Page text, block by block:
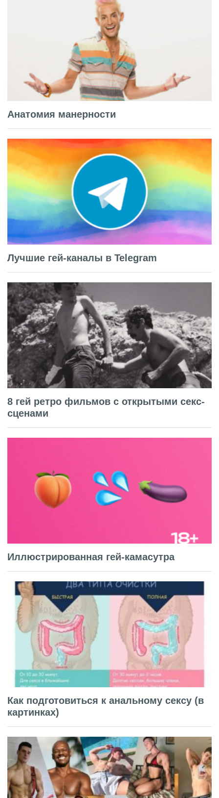
Анатомия манерности
Лучшие гей-каналы в Telegram
8 гей ретро фильмов с открытыми секс-
сценами
Иллюстрированная гей-камасутра
Как подготовиться к анальному сексу (в
картинках)